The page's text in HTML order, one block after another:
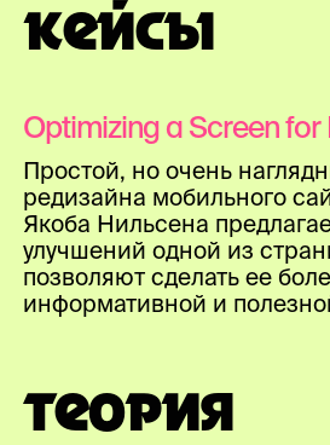
КЕЙСЫ
Optimizing a Screen
Простой, но очень
редизайна мобильного
Якоба Нильсена
улучшений одной из
позволяют сделать ее
информативной и
ТЕОРИЯ